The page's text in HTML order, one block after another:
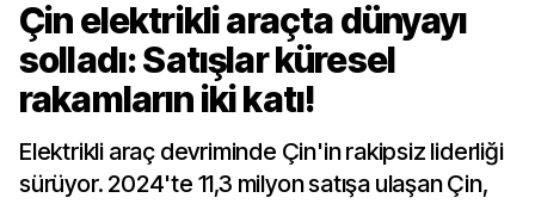
Çin elektrikli araçta dünyayı
solladı: Satışlar küresel
rakamların iki katı!
Elektrikli araç devriminde Çin'in rakipsiz liderliği
sürüyor. 2024'te 11,3 milyon satışa ulaşan Çin,